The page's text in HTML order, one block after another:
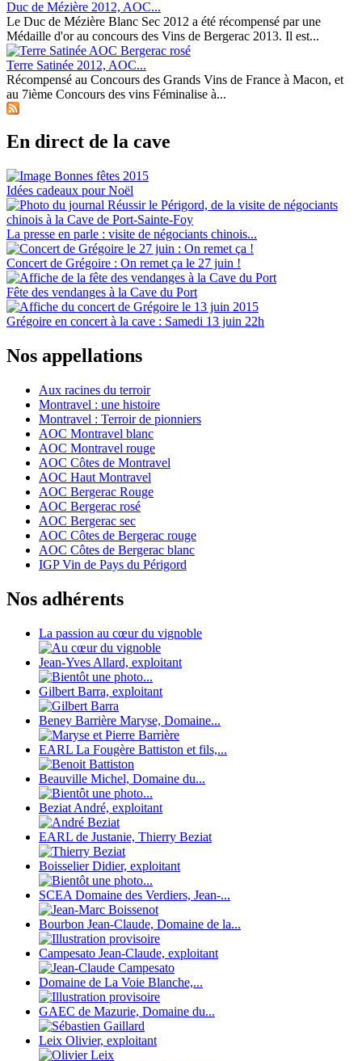
Duc de Mézière 2012, AOC...
Le Duc de Mézière Blanc Sec 2012 a été récompensé par une
Médaille d'or au concours des Vins de Bergerac 2013. Il est...
Terre Satinée 2012, AOC...
Récompensé au Concours des Grands Vins de France à Macon, et
au 7ième Concours des vins Féminalise à...
En direct de la cave
Idées cadeaux pour Noël
La presse en parle : visite de négociants chinois...
Concert de Grégoire : On remet ça le 27 juin !
Fête des vendanges à la Cave du Port
Grégoire en concert à la cave : Samedi 13 juin 22h
Nos appellations
Aux racines du terroir
Montravel : une histoire
Montravel : Terroir de pionniers
AOC Montravel blanc
AOC Montravel rouge
AOC Côtes de Montravel
AOC Haut Montravel
AOC Bergerac Rouge
AOC Bergerac rosé
AOC Bergerac sec
AOC Côtes de Bergerac rouge
AOC Côtes de Bergerac blanc
IGP Vin de Pays du Périgord
Nos adhérents
La passion au cœur du vignoble
Jean-Yves Allard, exploitant
Gilbert Barra, exploitant
Beney Barrière Maryse, Domaine...
EARL La Fougère Battiston et fils,...
Beauville Michel, Domaine du...
Beziat André, exploitant
EARL de Justanie, Thierry Beziat
Boisselier Didier, exploitant
SCEA Domaine des Verdiers, Jean-...
Bourbon Jean-Claude, Domaine de la...
Campesato Jean-Claude, exploitant
Domaine de La Voie Blanche,...
GAEC de Mazurie, Domaine du...
Leix Olivier, exploitant